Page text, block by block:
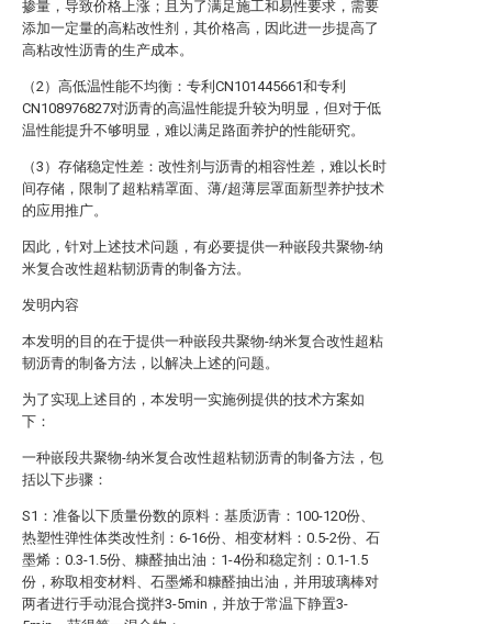
掺量，导致价格上涨；且为了满足施工和易性要求，需要
添加一定量的高粘改性剂，其价格高，因此进一步提高了
高粘改性沥青的生产成本。
（2）高低温性能不均衡：专利CN101445661和专利
CN108976827对沥青的高温性能提升较为明显，但对于低
温性能提升不够明显，难以满足路面养护的性能研究。
（3）存储稳定性差：改性剂与沥青的相容性差，难以长时
间存储，限制了超粘精罩面、薄/超薄层罩面新型养护技术
的应用推广。
因此，针对上述技术问题，有必要提供一种嵌段共聚物-纳
米复合改性超粘韧沥青的制备方法。
发明内容
本发明的目的在于提供一种嵌段共聚物-纳米复合改性超粘
韧沥青的制备方法，以解决上述的问题。
为了实现上述目的，本发明一实施例提供的技术方案如
下：
一种嵌段共聚物-纳米复合改性超粘韧沥青的制备方法，包
括以下步骤：
S1：准备以下质量份数的原料：基质沥青：100-120份、
热塑性弹性体类改性剂：6-16份、相变材料：0.5-2份、石
墨烯：0.3-1.5份、糠醛抽出油：1-4份和稳定剂：0.1-1.5
份，称取相变材料、石墨烯和糠醛抽出油，并用玻璃棒对
两者进行手动混合搅拌3-5min，并放于常温下静置3-